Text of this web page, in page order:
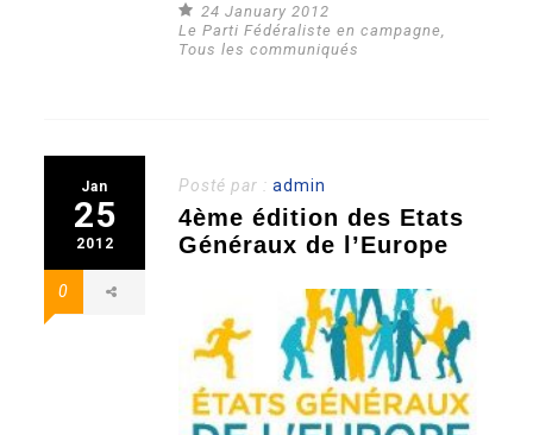
24 January 2012
Le Parti Fédéraliste en campagne
Tous les communiqués
Jan
25
2012
0
Posté par :admin
4ème édition des Etats
Généraux de l’Europe